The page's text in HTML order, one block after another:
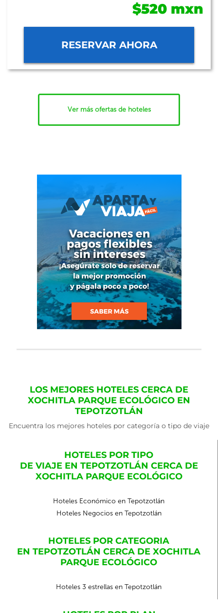
$520 mxn
RESERVAR AHORA
Ver más ofertas de hoteles
LOS MEJORES HOTELES CERCA DE
XOCHITLA PARQUE ECOLÓGICO EN
TEPOTZOTLÁN
Encuentra los mejores hoteles por categoría o tipo de viaje
HOTELES POR TIPO
DE VIAJE EN TEPOTZOTLÁN CERCA DE
XOCHITLA PARQUE ECOLÓGICO
Hoteles Económico en Tepotzotlán
Hoteles Negocios en Tepotzotlán
HOTELES POR CATEGORIA
EN TEPOTZOTLÁN CERCA DE XOCHITLA
PARQUE ECOLÓGICO
Hoteles 3 estrellas en Tepotzotlán